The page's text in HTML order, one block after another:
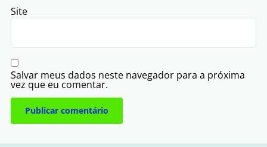
Site
Salvar meus dados neste navegador para a próxima
vez que eu comentar.